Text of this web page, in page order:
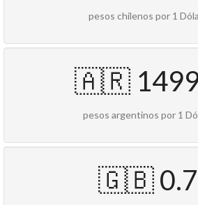
pesos chilenos por 1
🇦🇷
pesos argentinos por 1
🇬🇧